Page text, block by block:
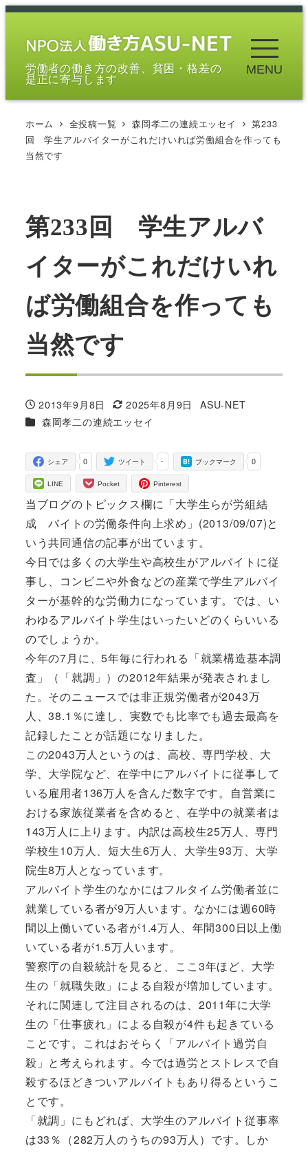
メ
労働者の働き方の改善、貧困・格差の
是正に寄与します
MENU
ホーム 全投稿一覧 森岡孝二の連続エッセイ
第233
回 学生アルバイターがこれだけいれば労働組合を作っても
当然です
第233回 学生アルバ
イターがこれだけいれ
ば労働組合を作っても
当然です
投稿日
2013年9月8日
更新日
2025年8月9日
著
ASU-NET
カテゴリー
森岡孝二の連続エッセイ
0
シェア -
ツイート 0
ブックマーク
LINE Pocket Pinterest
当ブログのトピックス欄に「大学生らが労組結
成 バイトの労働条件向上求め」(2013/09/07)と
いう共同通信の記事が出ています。
今日では多くの大学生や高校生がアルバイトに従
事し、コンビニや外食などの産業で学生アルバイ
ターが基幹的な労働力になっています。では、い
わゆるアルバイト学生はいったいどのくらいいる
のでしょうか。
今年の7月に、5年毎に行われる「就業構造基本調
査」（「就調」）の2012年結果が発表されまし
た。そのニュースでは非正規労働者が2043万
人、38.1％に達し、実数でも比率でも過去最高を
記録したことが話題になりました。
この2043万人というのは、高校、専門学校、大
学、大学院など、在学中にアルバイトに従事して
いる雇用者136万人を含んだ数字です。自営業に
おける家族従業者を含めると、在学中の就業者は
143万人に上ります。内訳は高校生25万人、専門
学校生10万人、短大生6万人、大学生93万、大学
院生8万人となっています。
アルバイト学生のなかにはフルタイム労働者並に
就業している者が9万人います。なかには週60時
間以上働いている者が1.4万人、年間300日以上働
いている者が1.5万人います。
警察庁の自殺統計を見ると、ここ3年ほど、大学
生の「就職失敗」による自殺が増加しています。
それに関連して注目されるのは、2011年に大学
生の「仕事疲れ」による自殺が4件も起きている
ことです。これはおそらく「アルバイト過労自
殺」と考えられます。今では過労とストレスで自
殺するほどきついアルバイトもあり得るというこ
とです。
「就調」にもどれば、大学生のアルバイト従事率
は33％（282万人のうちの93万人）です。しか